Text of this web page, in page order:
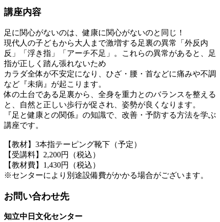
講座内容
足に関心がないのは、健康に関心がないのと同じ！
現代人の子どもから大人まで激増する足裏の異常「外反内
反」「浮き指」「アーチ不足」。これらの異常があると、足
指が正しく踏ん張れないため
カラダ全体が不安定になり、ひざ・腰・首などに痛みや不調
など『未病』が起こります。
体の土台である足裏から、全身を重力とのバランスを整える
と、自然と正しい歩行が促され、姿勢が良くなります。
『足と健康との関係』の知識で、改善・予防する方法を学ぶ
講座です。
【教材】3本指テーピング靴下（予定）
【受講料】2,200円（税込）
【教材費】1,430円（税込）
※センターにより別途設備費がかかる場合がございます。
お問い合わせ先
知立中日文化センター